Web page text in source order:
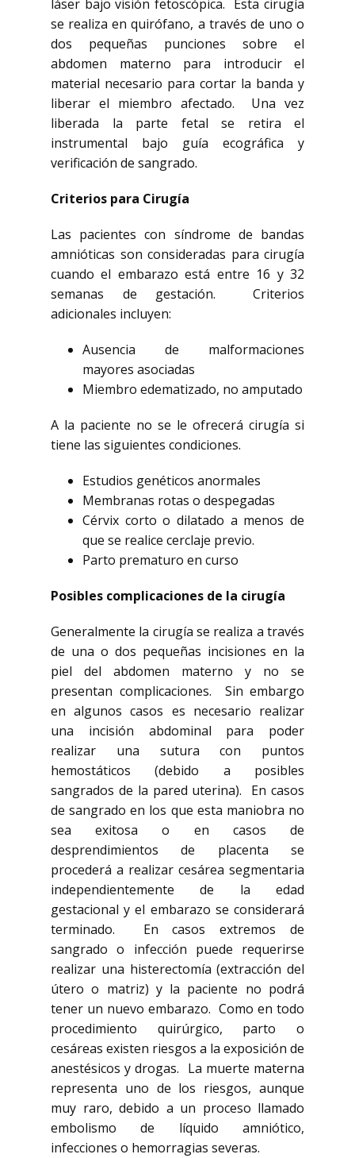
láser bajo visión fetoscópica. Esta cirugía
se realiza en quirófano, a través de uno o
dos pequeñas punciones sobre el
abdomen materno para introducir el
material necesario para cortar la banda y
liberar el miembro afectado. Una vez
liberada la parte fetal se retira el
instrumental bajo guía ecográfica y
verificación de sangrado.
Criterios para Cirugía
Las pacientes con síndrome de bandas
amnióticas son consideradas para cirugía
cuando el embarazo está entre 16 y 32
semanas de gestación. Criterios
adicionales incluyen:
Ausencia de malformaciones
mayores asociadas
Miembro edematizado, no amputado
A la paciente no se le ofrecerá cirugía si
tiene las siguientes condiciones.
Estudios genéticos anormales
Membranas rotas o despegadas
Cérvix corto o dilatado a menos de
que se realice cerclaje previo.
Parto prematuro en curso
Posibles complicaciones de la cirugía
Generalmente la cirugía se realiza a través
de una o dos pequeñas incisiones en la
piel del abdomen materno y no se
presentan complicaciones. Sin embargo
en algunos casos es necesario realizar
una incisión abdominal para poder
realizar una sutura con puntos
hemostáticos (debido a posibles
sangrados de la pared uterina). En casos
de sangrado en los que esta maniobra no
sea exitosa o en casos de
desprendimientos de placenta se
procederá a realizar cesárea segmentaria
independientemente de la edad
gestacional y el embarazo se considerará
terminado. En casos extremos de
sangrado o infección puede requerirse
realizar una histerectomía (extracción del
útero o matriz) y la paciente no podrá
tener un nuevo embarazo. Como en todo
procedimiento quirúrgico, parto o
cesáreas existen riesgos a la exposición de
anestésicos y drogas. La muerte materna
representa uno de los riesgos, aunque
muy raro, debido a un proceso llamado
embolismo de líquido amniótico,
infecciones o hemorragias severas.